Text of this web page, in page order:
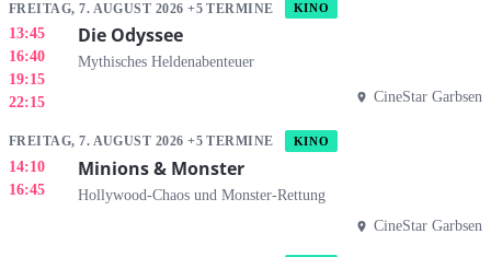
FREITAG, 7. AUGUST 2026 +5 TERMINE KINO
13:45
16:40
19:15
22:15
Die Odyssee
Mythisches Heldenabenteuer
CineStar Garbsen
FREITAG, 7. AUGUST 2026 +5 TERMINE KINO
14:10
16:45
Minions & Monster
Hollywood-Chaos und Monster-Rettung
CineStar Garbsen